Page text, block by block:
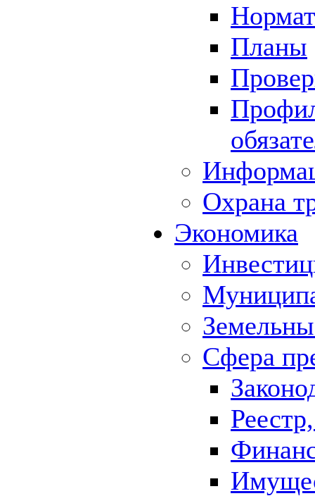
Планы
Охрана
Экономика
Сфера